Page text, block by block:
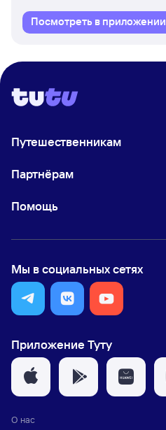
Посмотреть в приложении
Путешественникам
Партнёрам
Помощь
Мы в социальных сетях
Приложение Туту
О нас